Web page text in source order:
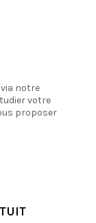
via notre
votre
proposer